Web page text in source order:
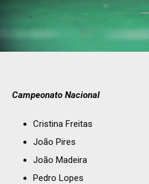
Campeonato Nacional
Cristina Freitas
João Pires
João Madeira
Pedro Lopes